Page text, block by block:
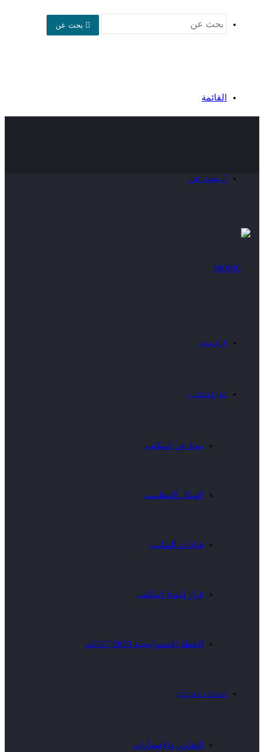
بحث عن
القائمة
بحث عن
الرئيسية
عن المكتب
نبذة عن المكتب
الهيكل التنظيمى
قيادات المكتب
قرار إنشاء المكتب
الخطة الاستراتيجية 2023-2027م
خدمات متنوعة
التقارير والإصدارات